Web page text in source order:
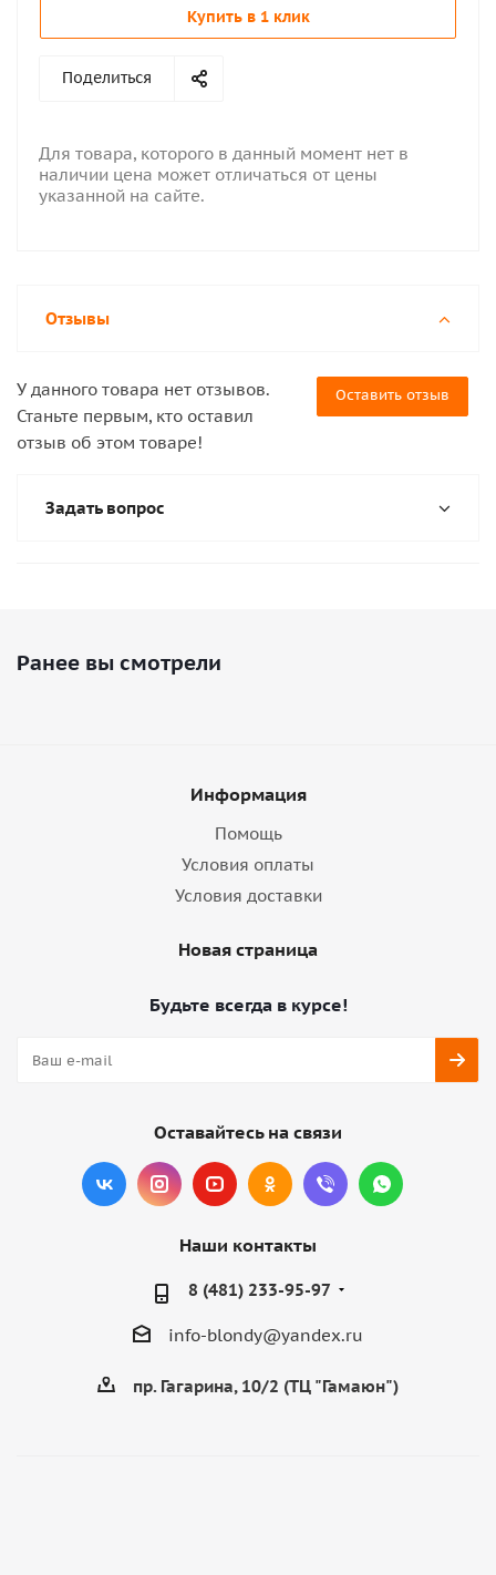
Купить в 1 клик
Поделиться
Для товара, которого в данный момент нет в
наличии цена может отличаться от цены
указанной на сайте.
Отзывы
Оставить отзыв
У данного товара нет отзывов.
Станьте первым, кто оставил
отзыв об этом товаре!
Задать вопрос
Ранее вы смотрели
Информация
Помощь
Условия оплаты
Условия доставки
Новая страница
Будьте всегда в курсе!
Оставайтесь на связи
Наши контакты
8 (481) 233-95-97
info-blondy@yandex.ru
пр. Гагарина, 10/2 (ТЦ "Гамаюн")